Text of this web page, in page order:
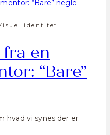
identitet
fra en
“Bare”
hvad vi synes der er